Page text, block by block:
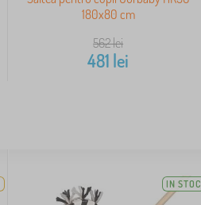
180x80 cm
562lei
481 lei
IN STOC